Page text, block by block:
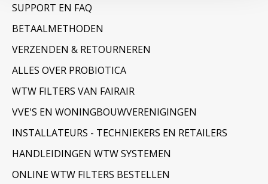
SUPPORT EN FAQ
BETAALMETHODEN
VERZENDEN & RETOURNEREN
ALLES OVER PROBIOTICA
WTW FILTERS VAN FAIRAIR
VVE'S EN WONINGBOUWVERENIGINGEN
INSTALLATEURS - TECHNIEKERS EN RETAILERS
HANDLEIDINGEN WTW SYSTEMEN
ONLINE WTW FILTERS BESTELLEN